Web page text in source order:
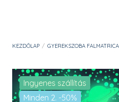
KEZDŐLAP / GYEREKSZOBA FALMATRICA
Minden 2. -50%
Ingyenes szállítás